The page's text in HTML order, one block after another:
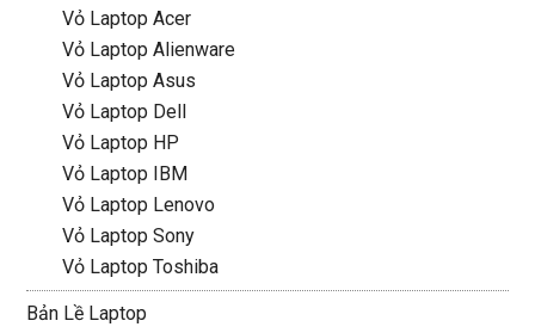
Vỏ Laptop Acer
Vỏ Laptop Alienware
Vỏ Laptop Asus
Vỏ Laptop Dell
Vỏ Laptop HP
Vỏ Laptop IBM
Vỏ Laptop Lenovo
Vỏ Laptop Sony
Vỏ Laptop Toshiba
Bản Lề Laptop